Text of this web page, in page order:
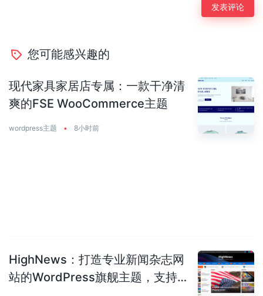
您可能感兴趣的
现代家具家居店专属：一款干净清
爽的FSE WooCommerce主题
wordpress主题 • 8小时前
HighNews：打造专业新闻杂志网
站的WordPress旗舰主题，支持